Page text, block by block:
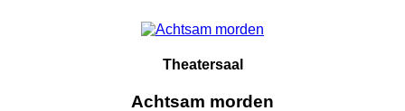
Theatersaal
Achtsam morden